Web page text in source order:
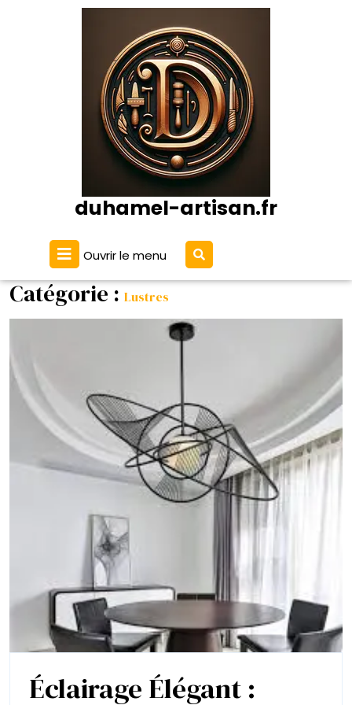
duhamel-artisan.fr
Ouvrir le menu Ouvrir
Menu
Catégorie : Lustres
Éclairage Élégant :